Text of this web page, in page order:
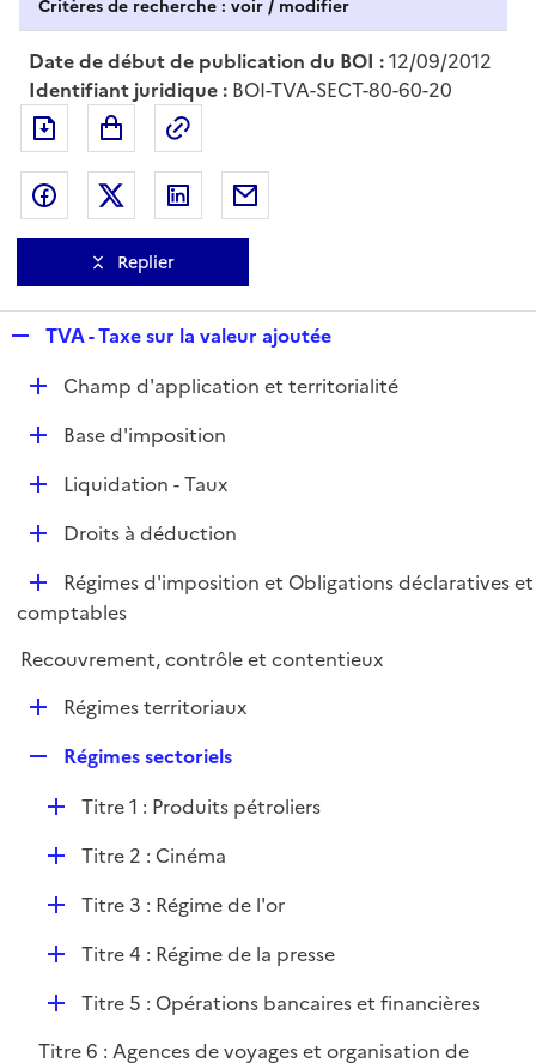
Critères de recherche : voir / modifier
Date de début de publication du BOI :12/09/2012
Identifiant juridique : BOI-TVA-SECT-80-60-20
Exporter le document au format pdf
Partager sur Facebook
Partager sur Twitter
Partager sur LinkedIn
Replier
p
l
i
e
TVA - Taxe sur la valeur ajoutée
DChamp d'application et territorialité
D
r
Base d'imposition
D
e
r
Liquidation - Taux
D
l
e
Droits à déduction
D
é
l
Régimes d'imposition et Obligations déclaratives et
comptables
Recouvrement, contrôle et contentieux
D
l
i
e
Régimes territoriaux
p
l
i
e
Régimes sectoriels
DTitre 1 : Produits pétroliers
DTitre 2 : Cinéma
D
e
Titre 3 : Régime de l'or
DTitre 4 : Régime de la presse
DTitre 5 : Opérations bancaires et financières
Titre 6 : Agences de voyages et organisation de